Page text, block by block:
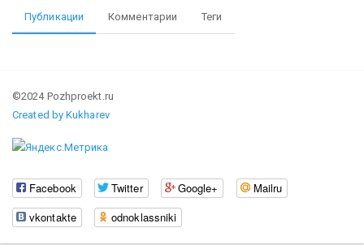
Публикации Комментарии Теги
©2024 Pozhproekt.ru
Created by Kukharev
Facebook Twitter Google+
Mailru
vkontakte
odnoklassniki